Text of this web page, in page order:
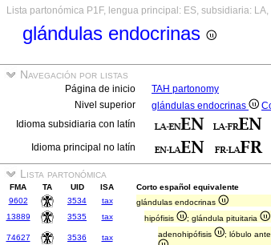
Lista partonómica P1F, lengua principal: ES, subsidiaria:
glándulas endocrinas
Navegación por listas
Página de inicio
TAH partonomy
Nivel superior
glándulas endocrinas
Idioma subsidiaria con latín
Idioma principal no latín
Lista partonómica
FMA TA UID ISA Corto español equivalente
9602
3534 tax glándulas endocrinas
13889
3535 tax hipófisis ; glándula pituitaria
74627 3536 tax adenohipófisis ; lóbulo